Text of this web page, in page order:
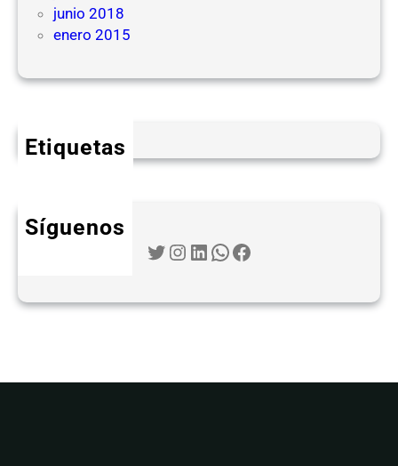
junio 2018
enero 2015
Etiquetas
Síguenos
Twitter Instagram LinkedIn WhatsApp Facebook